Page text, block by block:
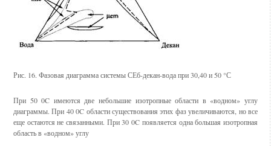
Рис. 16. Фазовая диаграмма системы СЕб-декан-вода при 30,40 и 50 °С
При 50 0C имеются две небольшие изотропные области в «водном» углу
диаграммы. При 40 0C области существования этих фаз увеличиваются, но все
еще остаются не связанными. При 30 0C появляется одна большая изотропная
область в «водном» углу